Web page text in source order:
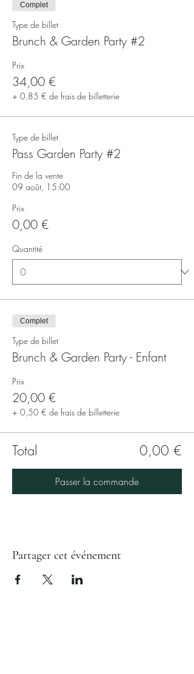
Complet
Type de billet
Brunch & Garden Party #2
Prix
34,00 €
+ 0,85 € de frais de billetterie
Type de billet
Pass Garden Party #2
Fin de la vente
09 août, 15:00
Prix
0,00 €
Quantité
Complet
Type de billet
Brunch & Garden Party - Enfant
Prix
20,00 €
+ 0,50 € de frais de billetterie
Total 0,00 €
Passer la commande
Partager cet événement